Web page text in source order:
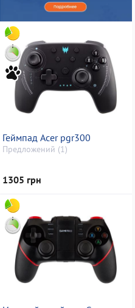
Геймпад Acer pgr300
Предложений (1)
1305 грн